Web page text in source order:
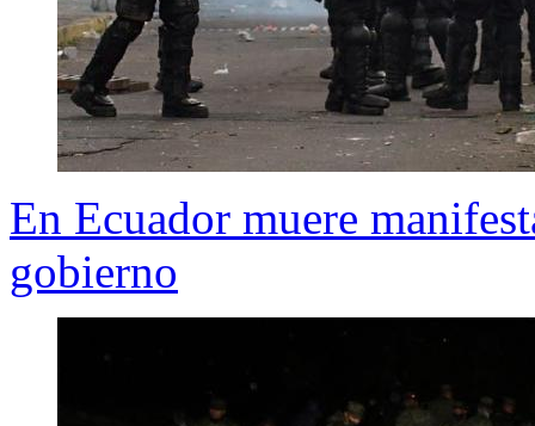
En Ecuador muere
gobierno